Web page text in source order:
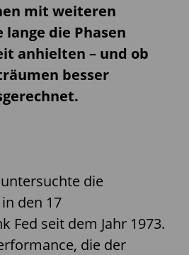
mit weiteren
die Phasen
anhielten – und ob
besser
die
den 17
Fed seit dem Jahr 1973.
die der